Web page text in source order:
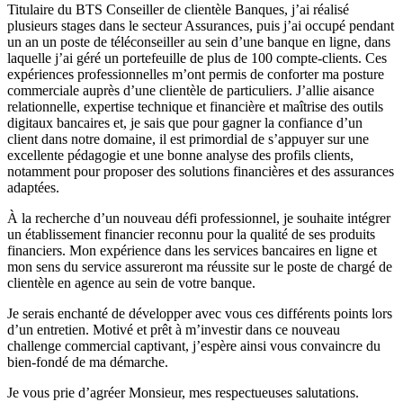
Titulaire du BTS Conseiller de clientèle Banques, j’ai réalisé
plusieurs stages dans le secteur Assurances, puis j’ai occupé pendant
un an un poste de téléconseiller au sein d’une banque en ligne, dans
laquelle j’ai géré un portefeuille de plus de 100 compte-clients. Ces
expériences professionnelles m’ont permis de conforter ma posture
commerciale auprès d’une clientèle de particuliers. J’allie aisance
relationnelle, expertise technique et financière et maîtrise des outils
digitaux bancaires et, je sais que pour gagner la confiance d’un
client dans notre domaine, il est primordial de s’appuyer sur une
excellente pédagogie et une bonne analyse des profils clients,
notamment pour proposer des solutions financières et des assurances
adaptées.
À la recherche d’un nouveau défi professionnel, je souhaite intégrer
un établissement financier reconnu pour la qualité de ses produits
financiers. Mon expérience dans les services bancaires en ligne et
mon sens du service assureront ma réussite sur le poste de chargé de
clientèle en agence au sein de votre banque.
Je serais enchanté de développer avec vous ces différents points lors
d’un entretien. Motivé et prêt à m’investir dans ce nouveau
challenge commercial captivant, j’espère ainsi vous convaincre du
bien-fondé de ma démarche.
Je vous prie d’agréer Monsieur, mes respectueuses salutations.